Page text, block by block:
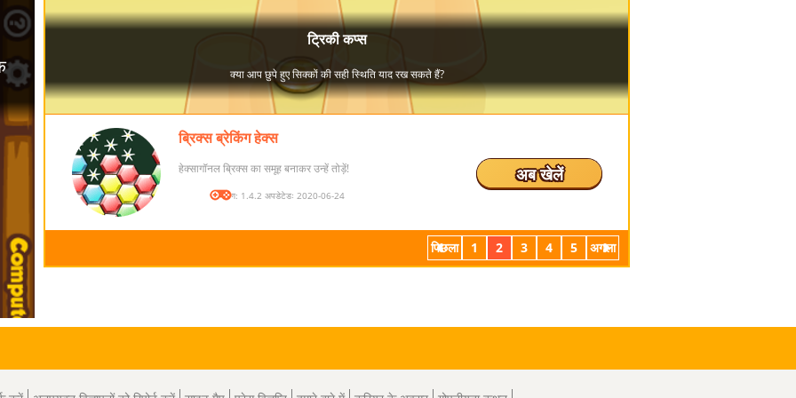
ब्रिक्स ब्रेकिंग हेक्स
हेक्सागॉनल ब्रिक्स का समूह बनाकर उन्हें तोड़ें!
संस्करण: 1.4.2 अपडेटेडः 2020-06-24
अब खेलें
पिछला 1 2 3 4 5 अगला